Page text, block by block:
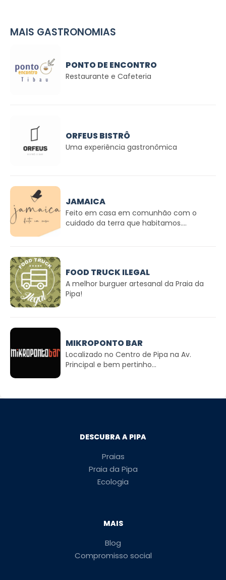
MAIS GASTRONOMIAS
PONTO DE ENCONTRO
Restaurante e Cafeteria
ORFEUS BISTRÔ
Uma experiência gastronômica
JAMAICA
Feito em casa em comunhão com o
cuidado da terra que habitamos....
FOOD TRUCK ILEGAL
A melhor burguer artesanal da Praia da
Pipa!
MIKROPONTO BAR
Localizado no Centro de Pipa na Av.
Principal e bem pertinho...
DESCUBRA A PIPA
Praias
Praia da Pipa
Ecologia
MAIS
Blog
Compromisso social